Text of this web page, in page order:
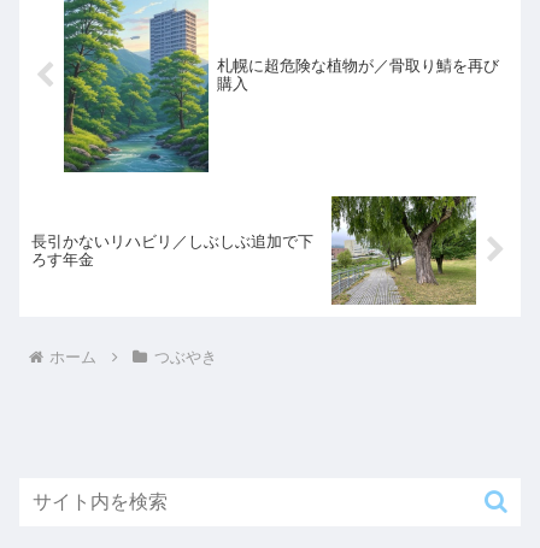
札幌に超危険な植物が／骨取り鯖を再び
購入
長引かないリハビリ／しぶしぶ追加で下
ろす年金
ホーム つぶやき